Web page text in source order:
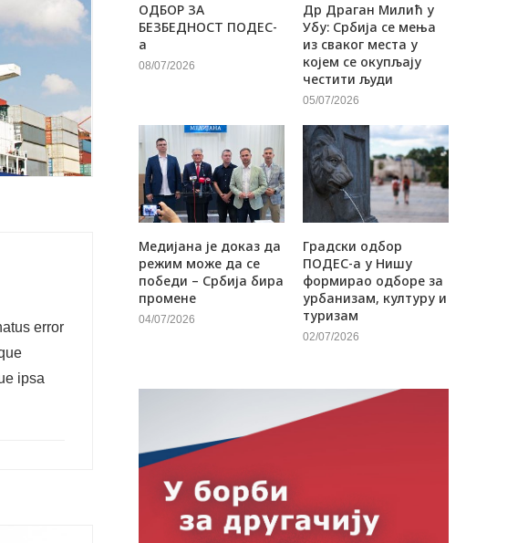
error
ipsa
ОДБОР ЗА
БЕЗБЕДНОСТ ПОДЕС-
а
08/07/2026
Др Драган Милић у
Убу: Србија се мења
из сваког места у
којем се окупљају
честити људи
05/07/2026
Медијана је доказ да
режим може да се
победи – Србија бира
промене
04/07/2026
Градски одбор
ПОДЕС-а у Нишу
формирао одборе за
урбанизам, културу и
туризам
02/07/2026